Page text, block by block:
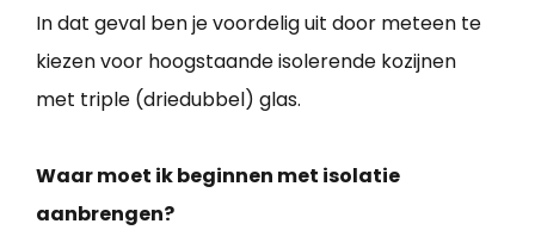
In dat geval ben je voordelig uit door meteen te
kiezen voor hoogstaande isolerende kozijnen
met triple (driedubbel) glas.
Waar moet ik beginnen met isolatie
aanbrengen?